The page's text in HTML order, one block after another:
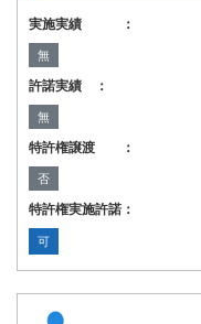
実施実績 ：
無
許諾実績 ：
無
特許権譲渡 ：
否
特許権実施許諾：
可